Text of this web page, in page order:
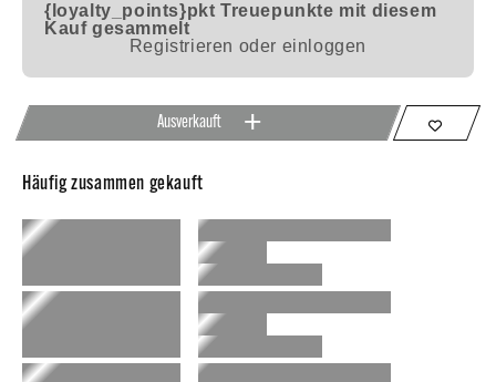
{loyalty_points}pkt Treuepunkte mit diesem
Kauf gesammelt
Registrieren oder einloggen
Ausverkauft
Häufig zusammen gekauft